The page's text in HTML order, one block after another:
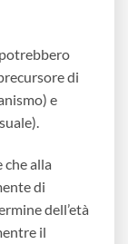
potrebbero
di
e
alla
di
dell’età
il